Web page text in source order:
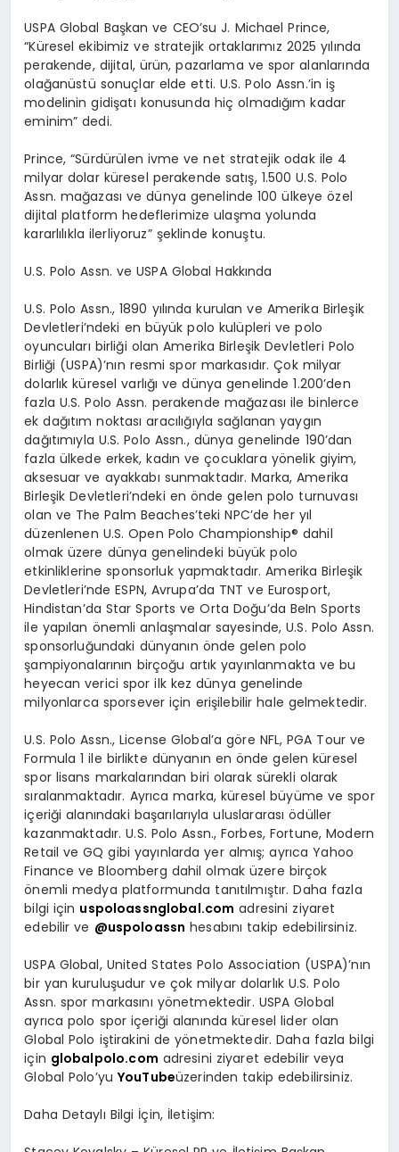
USPA Global Başkan ve CEO’su J. Michael Prince,
“Küresel ekibimiz ve stratejik ortaklarımız 2025 yılında
perakende, dijital, ürün, pazarlama ve spor alanlarında
olağanüstü sonuçlar elde etti. U.S. Polo Assn.’in iş
modelinin gidişatı konusunda hiçolmadığım kadar
eminim” dedi.
Prince, “Sürdürülen ivme ve net stratejik odak ile 4
milyar dolar küresel perakende satış, 1.500 U.S. Polo
Assn. mağazası ve dünya genelinde 100ülkeyeözel
dijital platform hedeflerimize ulaşma yolunda
kararlılıkla ilerliyoruz” şeklinde konuştu.
U.S. Polo Assn. ve USPA Global Hakkında
U.S. Polo Assn., 1890 yılında kurulan ve Amerika Birleşik
Devletleri’ndeki en büyük polo kulüpleri ve polo
oyuncuları birliği olanAmerika Birleşik Devletleri Polo
Birliği (USPA)’nın resmi spor markasıdır.Çok milyar
dolarlık küresel varlığıve dünya genelinde 1.200’den
fazla U.S. Polo Assn. perakende mağazası ile binlerce
ek dağıtım noktasıaracılığıyla sağlanan yaygın
dağıtımıyla U.S. Polo Assn., dünya genelinde 190’dan
fazla ülkede erkek, kadın veçocuklara yönelik giyim,
aksesuar ve ayakkabı sunmaktadır. Marka, Amerika
Birleşik Devletleri’ndeki en önde gelen polo turnuvası
olan ve The Palm Beaches’teki NPC’de her yıl
düzenlenen U.S. Open Polo Championship® dahil
olmak üzere dünya genelindeki büyük polo
etkinliklerine sponsorluk yapmaktadır. Amerika Birleşik
Devletleri’nde ESPN, Avrupa’da TNT ve Eurosport,
Hindistan’da Star Sports ve Orta Doğu’da BeIn Sports
ile yapılan önemli anlaşmalar sayesinde, U.S. Polo Assn.
sponsorluğundaki dünyanın önde gelen polo
şampiyonalarının birçoğu artık yayınlanmakta ve bu
heyecan verici spor ilk kez dünya genelinde
milyonlarca sporsever için erişilebilir hale gelmektedir.
U.S. Polo Assn., License Global’a göre NFL, PGA Tour ve
Formula 1 ile birlikte dünyanın en önde gelen küresel
spor lisans markalarından biri olarak sürekli olarak
sıralanmaktadır. Ayrıca marka, küresel büyüme ve spor
içeriği alanındaki başarılarıyla uluslararası ödüller
kazanmaktadır. U.S. Polo Assn., Forbes, Fortune, Modern
Retail ve GQ gibi yayınlarda yer almış; ayrıca Yahoo
Finance ve Bloomberg dahil olmak üzere birçok
önemli medya platformunda tanıtılmıştır. Daha fazla
bilgi için uspoloassnglobal.com adresini ziyaret
edebilir ve @uspoloassn hesabını takip edebilirsiniz.
USPA Global, United States Polo Association (USPA)’nın
bir yan kuruluşudur ve çok milyar dolarlık U.S. Polo
Assn. spor markasını yönetmektedir. USPA Global
ayrıca polo spor içeriği alanında küresel lider olan
Global Polo iştirakini de yönetmektedir. Daha fazla bilgi
için globalpolo.com adresini ziyaret edebilir veya
Global Polo’yuYouTubeüzerinden takip edebilirsiniz.
Daha Detaylı Bilgi İçin, İletişim: